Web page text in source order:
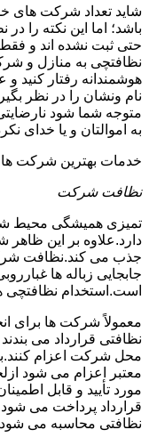
شاید تعداد شرکت های
باشد؛ اما این نکته را
حتی ثبت نشده اند و فقط
نظافتچی به منازل و
هوشمندانه رفتار
نام ونشان را در نظر
متوجه شما شود
به اموالتان و یا خدای
خدمات بهترین شرکت
نظافت شرکت
تمیزی همیشگی محیط
دارد.علاوه بر این
جذب می کند.نظافت
جابجایی زباله ها
است.استخدام نظافتچی
معمولاً شرکت ها برای
نظافتی قرارداد می
محل شرکت اعزام
معتبر اعزام می شود
مورد تأیید و قابل
قرارداد پرداخت می
نظافتی محاسبه می